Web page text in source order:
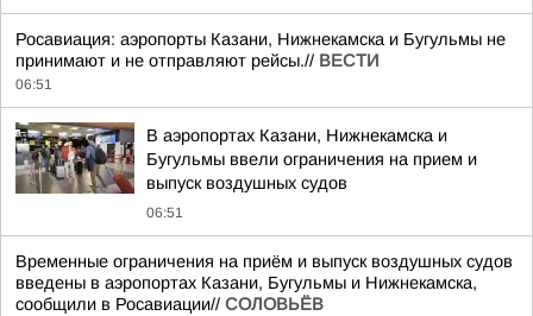
Росавиация: аэропорты Казани, Нижнекамска и Бугульмы не
принимают и не отправляют рейсы.// ВЕСТИ
06:51
В аэропортах Казани, Нижнекамска и
Бугульмы ввели ограничения на прием и
выпуск воздушных судов
06:51
Временные ограничения на приём и выпуск воздушных судов
введены в аэропортах Казани, Бугульмы и Нижнекамска,
сообщили в Росавиации// СОЛОВЬЁВ